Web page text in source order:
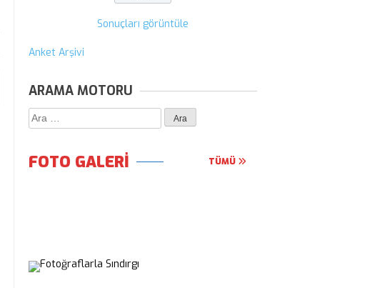
Sonuçları görüntüle
Anket Arşivi
ARAMA MOTORU
Arama:
FOTO GALERİ TÜMÜ